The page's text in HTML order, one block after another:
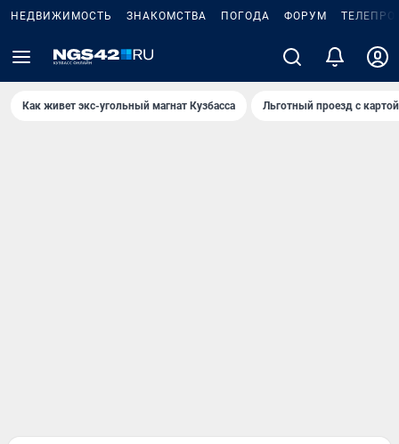
НЕДВИЖИМОСТЬ ЗНАКОМСТВА ПОГОДА ФОРУМ
Как живет экс-угольный магнат Кузбасса Льготный проезд с